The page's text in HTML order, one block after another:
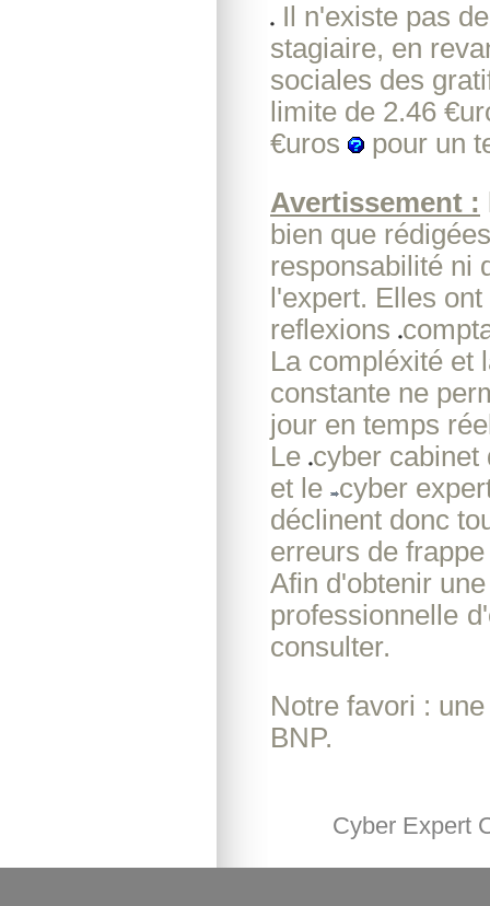
Il n'existe pas
stagiaire, en
sociales des
limite de 2.46
€uros
pour un
Avertissement :
bien que
responsabilité ni
l'expert. Elles
reflexions
La compléxité et
constante ne
jour en temps
Le cyber cabinet
et le cyber
déclinent donc
erreurs de
Afin d'obtenir
professionnelle
consulter.
Notre favori :
BNP.
Cyber Expert